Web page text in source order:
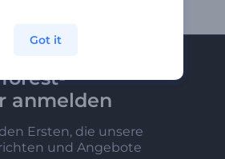
anmelden
Ersten, die unsere
und Angebote
Got it